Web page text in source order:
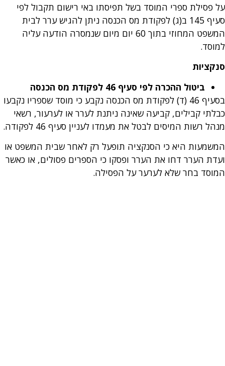
על פסילת ספרי המוסד בשל תפיסתו באי רישום תקבול לפי
סעיף 145 ב(ג) לפקודת מס הכנסה ניתן להגיש ערר לבית
המשפט המחוזי בתוך 60 יום מיום שנמסרה הודעה עליה
למוסד.
סנקציות
ביטול ההכרה לפי סעיף 46 לפקודת מס הכנסה
בסעיף 46 (ד) לפקודת מס הכנסה נקבע כי מוסד שספריו נקבעו
כבלתי קבילים, קביעה שאינה ניתנת לערר או לערעור, רשאי
מנהל רשות המיסים לבטל את מעמדו לעניין סעיף 46 לפקודה.
המשמעות היא כי הסנקציה תופעל רק לאחר שבית המשפט או
ועדת הערר דחו את הערר ופסקו כי הספרים פסולים, או כאשר
המוסד בחר שלא לערער על הפסילה.